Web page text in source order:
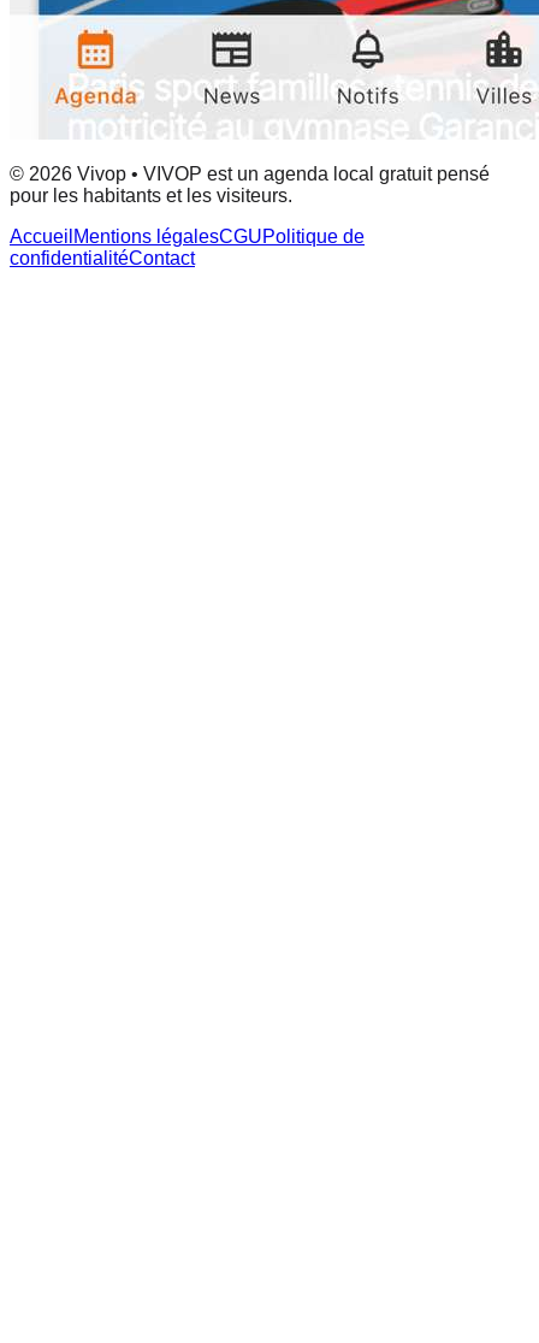
© 2026 Vivop • VIVOP est un agenda local gratuit pensé
pour les habitants et les visiteurs.
Accueil Mentions légalesCGUPolitique de
confidentialitéContact